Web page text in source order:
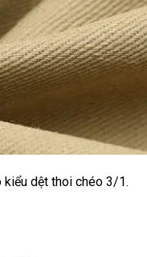
dệt thoi chéo 3/1.